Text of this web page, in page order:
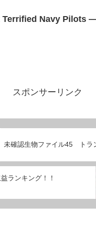
Terrified Navy Pilots
スポンサーリンク
未確認生物ファイル45 トラ
ランキング！！